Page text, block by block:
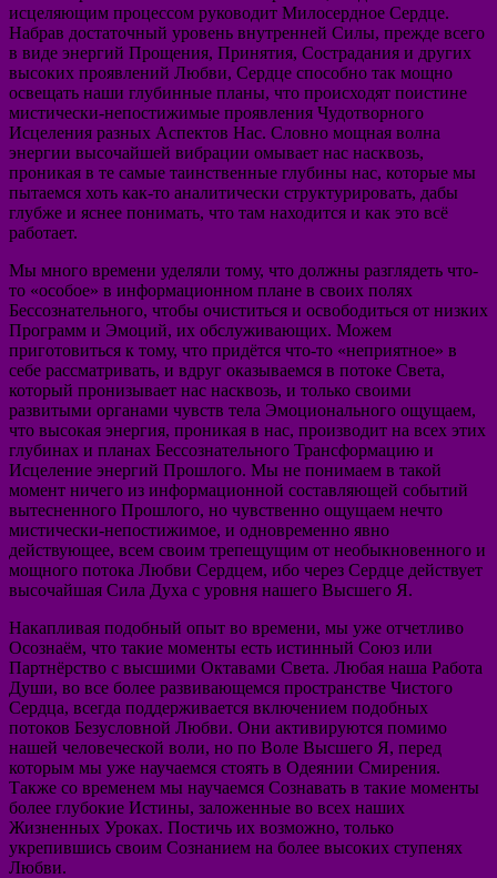
исцеляющим процессом руководит Милосердное Сердце.
Набрав достаточный уровень внутренней Силы, прежде всего
в виде энергий Прощения, Принятия, Сострадания и других
высоких проявлений Любви, Сердце способно так мощно
освещать наши глубинные планы, что происходят поистине
мистически-непостижимые проявления Чудотворного
Исцеления разных Аспектов Нас. Словно мощная волна
энергии высочайшей вибрации омывает нас насквозь,
проникая в те самые таинственные глубины нас, которые мы
пытаемся хоть как-то аналитически структурировать, дабы
глубже и яснее понимать, что там находится и как это всё
работает.
Мы много времени уделяли тому, что должны разглядеть что-
то «особое» в информационном плане в своих полях
Бессознательного, чтобы очиститься и освободиться от низких
Программ и Эмоций, их обслуживающих. Можем
приготовиться к тому, что придётся что-то «неприятное» в
себе рассматривать, и вдруг оказываемся в потоке Света,
который пронизывает нас насквозь, и только своими
развитыми органами чувств тела Эмоционального ощущаем,
что высокая энергия, проникая в нас, производит на всех этих
глубинах и планах Бессознательного Трансформацию и
Исцеление энергий Прошлого. Мы не понимаем в такой
момент ничего из информационной составляющей событий
вытесненного Прошлого, но чувственно ощущаем нечто
мистически-непостижимое, и одновременно явно
действующее, всем своим трепещущим от необыкновенного и
мощного потока Любви Сердцем, ибо через Сердце действует
высочайшая Сила Духа с уровня нашего Высшего Я.
Накапливая подобный опыт во времени, мы уже отчетливо
Осознаём, что такие моменты есть истинный Союз или
Партнёрство с высшими Октавами Света. Любая наша Работа
Души, во все более развивающемся пространстве Чистого
Сердца, всегда поддерживается включением подобных
потоков Безусловной Любви. Они активируются помимо
нашей человеческой воли, но по Воле Высшего Я, перед
которым мы уже научаемся стоять в Одеянии Смирения.
Также со временем мы научаемся Сознавать в такие моменты
более глубокие Истины, заложенные во всех наших
Жизненных Уроках. Постичь их возможно, только
укрепившись своим Сознанием на более высоких ступенях
Любви.